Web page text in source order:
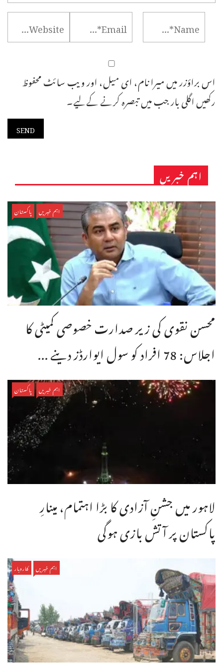
اس براؤزر میں میرا نام، ای میل، اور ویب سائٹ محفوظ
رکھیں اگلی بار جب میں تبصرہ کرنے کےلیے۔
اہم خبریں
اہم خبریں پاکستان
محسن نقوی کی زیر صدارت خصوصی کمیٹی کا
اجلاس: 78 افراد کو سول ایوارڈز دینے ...
اہم خبریں پاکستان
لاہور میں جشنِ آزادی کا بڑا اہتمام، مینارِ
پاکستان پر آتش بازی ہوگی
اہم خبریں کاروبار